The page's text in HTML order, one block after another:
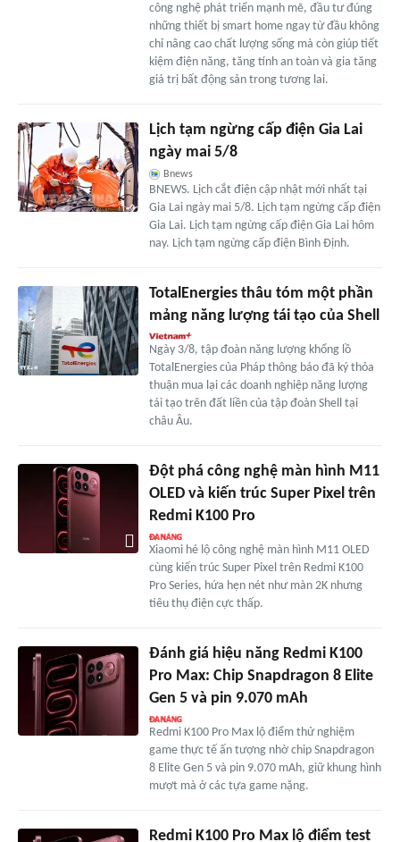
công nghệ phát triển mạnh mẽ, đầu tư đúng
những thiết bị smart home ngay từ đầu không
chỉ nâng cao chất lượng sống mà còn giúp tiết
kiệm điện năng, tăng tính an toàn và gia tăng
giá trị bất động sản trong tương lai.
Lịch tạm ngừng cấp điện Gia Lai
ngày mai 5/8
Bnews
BNEWS. Lịch cắt điện cập nhật mới nhất tại
Gia Lai ngày mai 5/8. Lịch tạm ngừng cấp điện
Gia Lai. Lịch tạm ngừng cấp điện Gia Lai hôm
nay. Lịch tạm ngừng cấp điện Bình Định.
TotalEnergies thâu tóm một phần
mảng năng lượng tái tạo của Shell
Ngày 3/8, tập đoàn năng lượng khổng lồ
TotalEnergies của Pháp thông báo đã ký thỏa
thuận mua lại các doanh nghiệp năng lượng
tái tạo trên đất liền của tập đoàn Shell tại
châu Âu.
Đột phá công nghệ màn hình M11
OLED và kiến trúc Super Pixel trên
Redmi K100 Pro
Xiaomi hé lộ công nghệ màn hình M11 OLED
cùng kiến trúc Super Pixel trên Redmi K100
Pro Series, hứa hẹn nét như màn 2K nhưng
tiêu thụ điện cực thấp.
Đánh giá hiệu năng Redmi K100
Pro Max: Chip Snapdragon 8 Elite
Gen 5 và pin 9.070 mAh
Redmi K100 Pro Max lộ điểm thử nghiệm
game thực tế ấn tượng nhờ chip Snapdragon
8 Elite Gen 5 và pin 9.070 mAh, giữ khung hình
mượt mà ở các tựa game nặng.
Redmi K100 Pro Max lộ điểm test